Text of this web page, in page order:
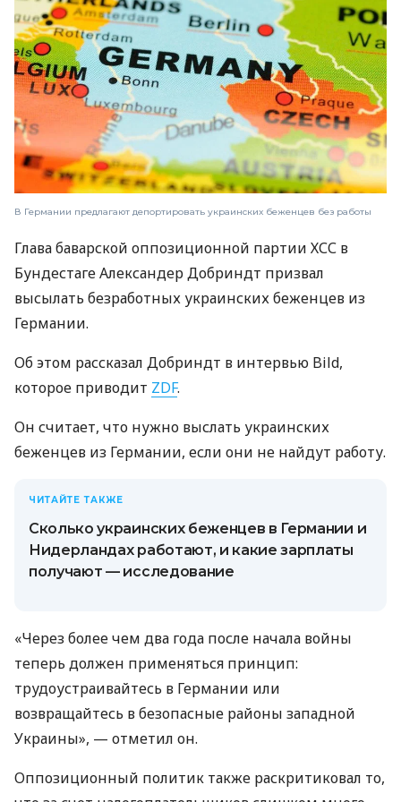
В Германии предлагают депортировать украинских беженцев без работы
Глава баварской оппозиционной партии ХСС в
Бундестаге Александер Добриндт призвал
высылать безработных украинских беженцев из
Германии.
Об этом рассказал Добриндт в интервью Bild,
которое приводит ZDF.
Он считает, что нужно выслать украинских
беженцев из Германии, если они не найдут работу.
ЧИТАЙТЕ ТАКЖЕ
Сколько украинских беженцев в Германии и
Нидерландах работают, и какие зарплаты
получают — исследование
«Через более чем два года после начала войны
теперь должен применяться принцип:
трудоустраивайтесь в Германии или
возвращайтесь в безопасные районы западной
Украины», — отметил он.
Оппозиционный политик также раскритиковал то,